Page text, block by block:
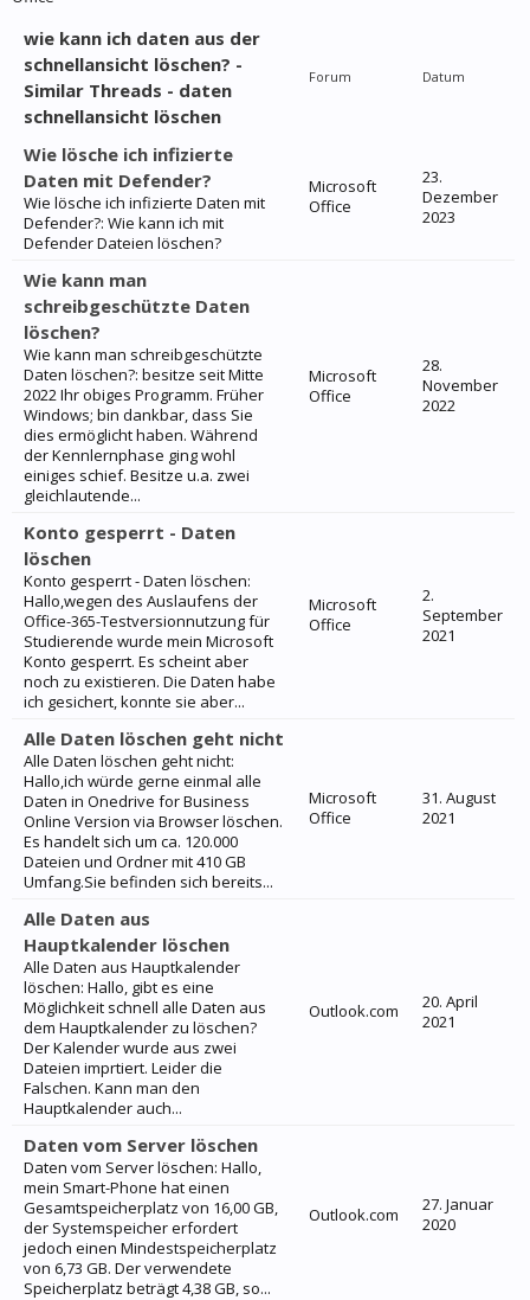
wie kann ich daten aus der
schnellansicht löschen? -
Similar Threads - daten
schnellansicht löschen
Forum Datum
Wie lösche ich infizierte
Daten mit Defender?
Wie lösche ich infizierte Daten mit
Defender?: Wie kann ich mit
Defender Dateien löschen?
Microsoft
Office
23.
Dezember
2023
Wie kann man
schreibgeschützte Daten
löschen?
Wie kann man schreibgeschützte
Daten löschen?: besitze seit Mitte
2022 Ihr obiges Programm. Früher
Windows; bin dankbar, dass Sie
dies ermöglicht haben. Während
der Kennlernphase ging wohl
einiges schief. Besitze u.a. zwei
gleichlautende...
Microsoft
Office
28.
November
2022
Konto gesperrt - Daten
löschen
Konto gesperrt - Daten löschen:
Hallo,wegen des Auslaufens der
Office-365-Testversionnutzung für
Studierende wurde mein Microsoft
Konto gesperrt. Es scheint aber
noch zu existieren. Die Daten habe
ich gesichert, konnte sie aber...
Microsoft
Office
2.
September
2021
Alle Daten löschen geht nicht
Alle Daten löschen geht nicht:
Hallo,ich würde gerne einmal alle
Daten in Onedrive for Business
Online Version via Browser löschen.
Es handelt sich um ca. 120.000
Dateien und Ordner mit 410 GB
Umfang.Sie befinden sich bereits...
Microsoft
Office
31. August
2021
Alle Daten aus
Hauptkalender löschen
Alle Daten aus Hauptkalender
löschen: Hallo, gibt es eine
Möglichkeit schnell alle Daten aus
dem Hauptkalender zu löschen?
Der Kalender wurde aus zwei
Dateien imprtiert. Leider die
Falschen. Kann man den
Hauptkalender auch...
Outlook.com
20. April
2021
Daten vom Server löschen
Daten vom Server löschen: Hallo,
mein Smart-Phone hat einen
Gesamtspeicherplatz von 16,00 GB,
der Systemspeicher erfordert
jedoch einen Mindestspeicherplatz
von 6,73 GB. Der verwendete
Speicherplatz beträgt 4,38 GB, so...
Outlook.com
27. Januar
2020